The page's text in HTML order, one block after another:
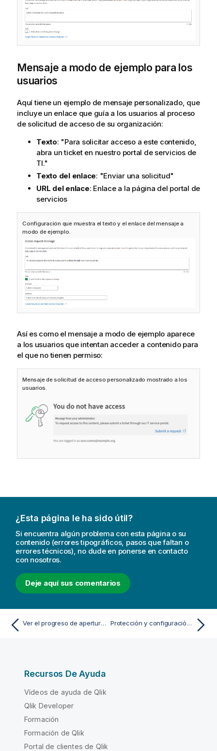
Mensaje a modo de ejemplo para los
usuarios
Aquí tiene un ejemplo de mensaje personalizado, que
incluye un enlace que guía a los usuarios al proceso
de solicitud de acceso de su organización:
Texto: "Para solicitar acceso a este contenido,
abra un ticket en nuestro portal de servicios de
TI."
Texto del enlace: "Enviar una solicitud"
URL del enlace: Enlace a la página del portal de
servicios
Configuración que muestra el texto y el enlace del mensaje a
modo de ejemplo.
Así es como el mensaje a modo de ejemplo aparece
a los usuarios que intentan acceder a contenido para
el que no tienen permiso:
Mensaje de solicitud de acceso personalizado mostrado a los
usuarios.
¿Esta página le ha sido útil?
Si encuentra algún problema con esta página o su
contenido (errores tipográficos, pasos que faltan o
errores técnicos), no dude en ponerse en contacto
con nosotros.
Deje aquí sus comentarios
Ver el progreso de apertura de la aplicación Protección y configuración de la app móvil Qlik Analytics con Microsoft Intune
Recursos De Ayuda
Vídeos de ayuda de Qlik
Qlik Developer
Formación
Formación de Qlik
Portal de clientes de Qlik